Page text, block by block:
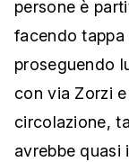
persone è
facendo tappa
proseguendo
con via Zorzi
circolazione,
avrebbe quasi